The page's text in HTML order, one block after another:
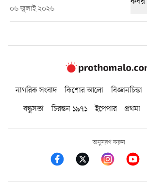
০৬ জুলাই ২০২৬
নাগরিক সংবাদ কিশোর আলো বিজ্ঞানচিন্তা
বন্ধুসভা
চিরন্তন ১৯৭১ ইপেপার প্রথমা
অনুসরণ করুন